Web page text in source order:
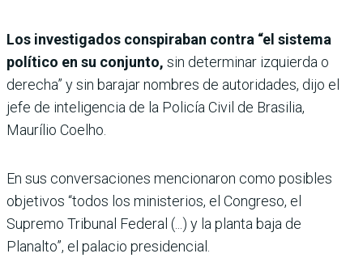
Los investigados conspiraban contra “el sistema
político en su conjunto, sin determinar izquierda o
derecha” y sin barajar nombres de autoridades, dijo el
jefe de inteligencia de la Policía Civil de Brasilia,
Maurílio Coelho.
En sus conversaciones mencionaron como posibles
objetivos “todos los ministerios, el Congreso, el
Supremo Tribunal Federal (...) y la planta baja de
Planalto”, el palacio presidencial.